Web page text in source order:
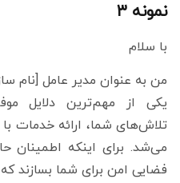
نمونه ۳
با سلام
من به عنوان مدیر عامل [نام
یکی از مهم‌ترین دلایل
تلاش‌های شما، ارائه خدمات
می‌شد. برای اینکه اطمینان
فضایی امن برای شما بسازند